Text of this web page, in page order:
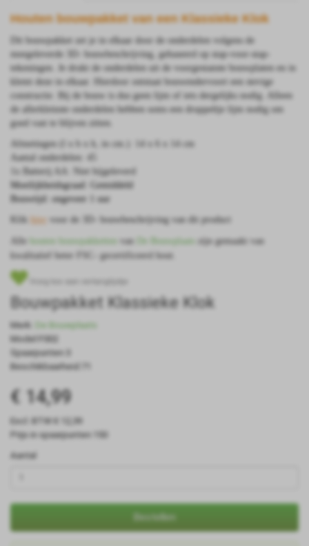
Houten bouwpakket van een Klassieke Klok
Dit bouwpakket zet je in elkaar door de onderdelen volgens de
meegeleverde 3D- bouwbeschrijving, gebaseerd op stap-voor-stap-
tekeningen. Je drukt de onderdelen uit de voorgestanste bouwplaten en in
klemt deze in elkaar. Hierdoor ontstaat bouwendervoort een stevige
constructie. Bij de bouw is dus geen lijm of iets dergelijks nodig. Alleen
de allerkleinste onderdelen hebben soms een druppeltje lijm nodig om
goed vast te blijven zitten.
Afmetingen (l x b x h, in cm.): 14 x 6 x 14 cm
Aantal onderdelen: 45
1x Batterij AA: Niet bijgeleverd
Moeilijkheidsgraad: Gemiddeld
Bouwtijd: ongeveer 1 uur
Klik hier voor de 3D- bouwbeschrijving van dit product
Alle houten bouwpakketten van De Bouwplaats
zijn gemaakt van
kwalitatief beter FSC- gecertificeerd hout.
Voeg toe aan verlanglijstje
Bouwpakket Klassieke Klok
Merk:
De Bouwplaats
Model:F002
Spaarpunten:3
Beschikbaarheid:71
€ 14,99
Excl. BTW:€ 12,39
Prijs in spaarpunten:150
Aantal
Bestellen